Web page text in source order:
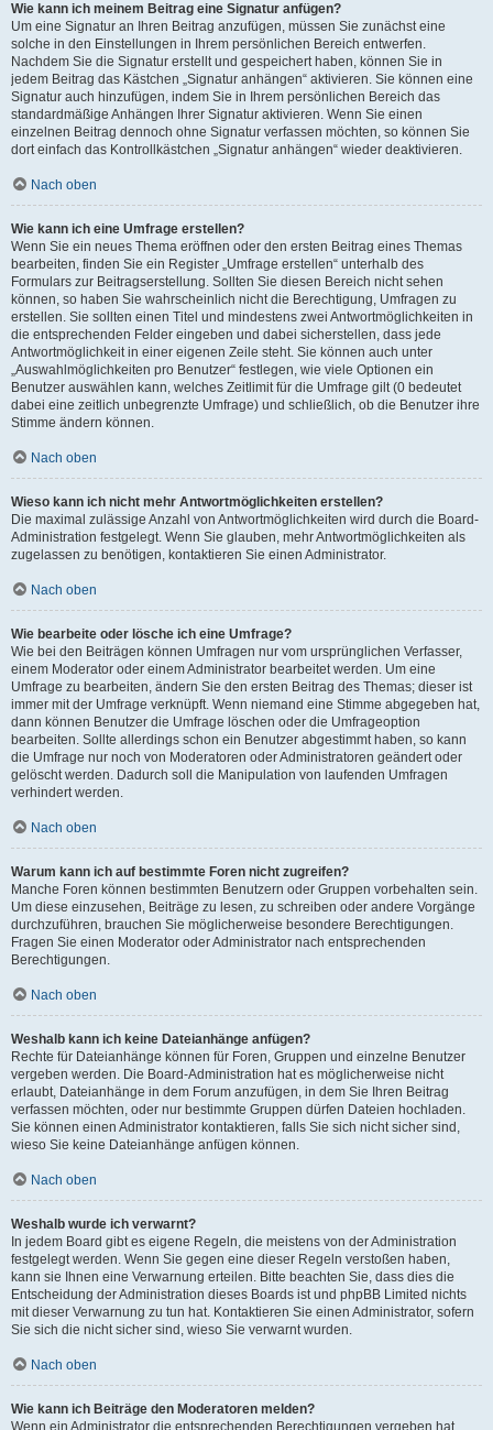
Wie kann ich meinem Beitrag eine Signatur anfügen?
Um eine Signatur an Ihren Beitrag anzufügen, müssen Sie zunächst eine
solche in den Einstellungen in Ihrem persönlichen Bereich entwerfen.
Nachdem Sie die Signatur erstellt und gespeichert haben, können Sie in
jedem Beitrag das Kästchen „Signatur anhängen“ aktivieren. Sie können eine
Signatur auch hinzufügen, indem Sie in Ihrem persönlichen Bereich das
standardmäßige Anhängen Ihrer Signatur aktivieren. Wenn Sie einen
einzelnen Beitrag dennoch ohne Signatur verfassen möchten, so können Sie
dort einfach das Kontrollkästchen „Signatur anhängen“ wieder deaktivieren.
Nach oben
Wie kann ich eine Umfrage erstellen?
Wenn Sie ein neues Thema eröffnen oder den ersten Beitrag eines Themas
bearbeiten, finden Sie ein Register „Umfrage erstellen“ unterhalb des
Formulars zur Beitragserstellung. Sollten Sie diesen Bereich nicht sehen
können, so haben Sie wahrscheinlich nicht die Berechtigung, Umfragen zu
erstellen. Sie sollten einen Titel und mindestens zwei Antwortmöglichkeiten in
die entsprechenden Felder eingeben und dabei sicherstellen, dass jede
Antwortmöglichkeit in einer eigenen Zeile steht. Sie können auch unter
„Auswahlmöglichkeiten pro Benutzer“ festlegen, wie viele Optionen ein
Benutzer auswählen kann, welches Zeitlimit für die Umfrage gilt (0 bedeutet
dabei eine zeitlich unbegrenzte Umfrage) und schließlich, ob die Benutzer ihre
Stimme ändern können.
Nach oben
Wieso kann ich nicht mehr Antwortmöglichkeiten erstellen?
Die maximal zulässige Anzahl von Antwortmöglichkeiten wird durch die Board-
Administration festgelegt. Wenn Sie glauben, mehr Antwortmöglichkeiten als
zugelassen zu benötigen, kontaktieren Sie einen Administrator.
Nach oben
Wie bearbeite oder lösche ich eine Umfrage?
Wie bei den Beiträgen können Umfragen nur vom ursprünglichen Verfasser,
einem Moderator oder einem Administrator bearbeitet werden. Um eine
Umfrage zu bearbeiten, ändern Sie den ersten Beitrag des Themas; dieser ist
immer mit der Umfrage verknüpft. Wenn niemand eine Stimme abgegeben hat,
dann können Benutzer die Umfrage löschen oder die Umfrageoption
bearbeiten. Sollte allerdings schon ein Benutzer abgestimmt haben, so kann
die Umfrage nur noch von Moderatoren oder Administratoren geändert oder
gelöscht werden. Dadurch soll die Manipulation von laufenden Umfragen
verhindert werden.
Nach oben
Warum kann ich auf bestimmte Foren nicht zugreifen?
Manche Foren können bestimmten Benutzern oder Gruppen vorbehalten sein.
Um diese einzusehen, Beiträge zu lesen, zu schreiben oder andere Vorgänge
durchzuführen, brauchen Sie möglicherweise besondere Berechtigungen.
Fragen Sie einen Moderator oder Administrator nach entsprechenden
Berechtigungen.
Nach oben
Weshalb kann ich keine Dateianhänge anfügen?
Rechte für Dateianhänge können für Foren, Gruppen und einzelne Benutzer
vergeben werden. Die Board-Administration hat es möglicherweise nicht
erlaubt, Dateianhänge in dem Forum anzufügen, in dem Sie Ihren Beitrag
verfassen möchten, oder nur bestimmte Gruppen dürfen Dateien hochladen.
Sie können einen Administrator kontaktieren, falls Sie sich nicht sicher sind,
wieso Sie keine Dateianhänge anfügen können.
Nach oben
Weshalb wurde ich verwarnt?
In jedem Board gibt es eigene Regeln, die meistens von der Administration
festgelegt werden. Wenn Sie gegen eine dieser Regeln verstoßen haben,
kann sie Ihnen eine Verwarnung erteilen. Bitte beachten Sie, dass dies die
Entscheidung der Administration dieses Boards ist und phpBB Limited nichts
mit dieser Verwarnung zu tun hat. Kontaktieren Sie einen Administrator, sofern
Sie sich die nicht sicher sind, wieso Sie verwarnt wurden.
Nach oben
Wie kann ich Beiträge den Moderatoren melden?
Wenn ein Administrator die entsprechenden Berechtigungen vergeben hat,